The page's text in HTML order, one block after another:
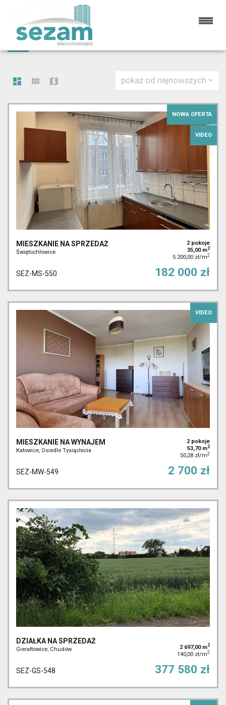
LISTA OFERT
pokaż od najnowszych
NOWA OFERTA
VIDEO
MIESZKANIE NA SPRZEDAŻ
Świętochłowice
2 pokoje
35,00 m2
5 200,00 zł/m2
SEZ-MS-550 182 000 zł
VIDEO
MIESZKANIE NA WYNAJEM
Katowice, Osiedle Tysiąclecia
2 pokoje
53,70 m2
50,28 zł/m2
SEZ-MW-549 2 700 zł
DZIAŁKA NA SPRZEDAŻ
Gierałtowice, Chudów 2 697,00 m2
140,00 zł/m2
SEZ-GS-548 377 580 zł